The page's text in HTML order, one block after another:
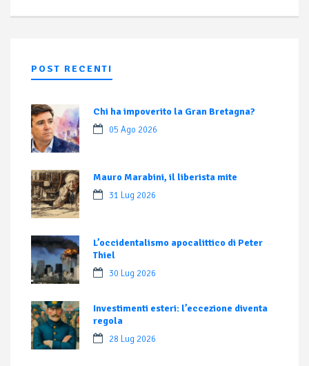
POST RECENTI
Chi ha impoverito la Gran Bretagna?
05 Ago 2026
Mauro Marabini, il liberista mite
31 Lug 2026
L’occidentalismo apocalittico di Peter
Thiel
30 Lug 2026
Investimenti esteri: l’eccezione diventa
regola
28 Lug 2026